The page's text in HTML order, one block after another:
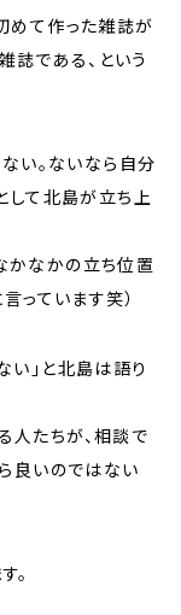
めて作った雑誌が
誌である、という
い。ないなら自分
して北島が立ち上
かなかの立ち位置
っています笑）
い」と北島は語り
人たちが、相談で
良いのではない
。